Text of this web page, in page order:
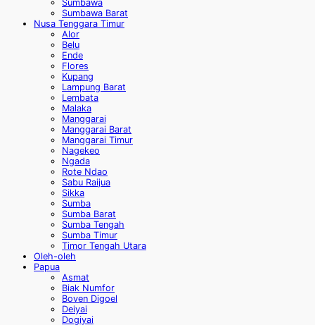
Sumbawa
Sumbawa Barat
Nusa Tenggara Timur
Alor
Belu
Ende
Flores
Kupang
Lampung Barat
Lembata
Malaka
Manggarai
Manggarai Barat
Manggarai Timur
Nagekeo
Ngada
Rote Ndao
Sabu Raijua
Sikka
Sumba
Sumba Barat
Sumba Tengah
Sumba Timur
Timor Tengah Utara
Oleh-oleh
Papua
Asmat
Biak Numfor
Boven Digoel
Deiyai
Dogiyai